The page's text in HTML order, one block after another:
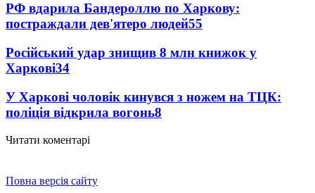
РФ вдарила Бандероллю по Харкову:
постраждали дев'ятеро людей55
Російський удар знищив 8 млн книжок у
Харкові34
У Харкові чоловік кинувся з ножем на ТЦК:
поліція відкрила вогонь8
Читати коментарі
Повна версія сайту